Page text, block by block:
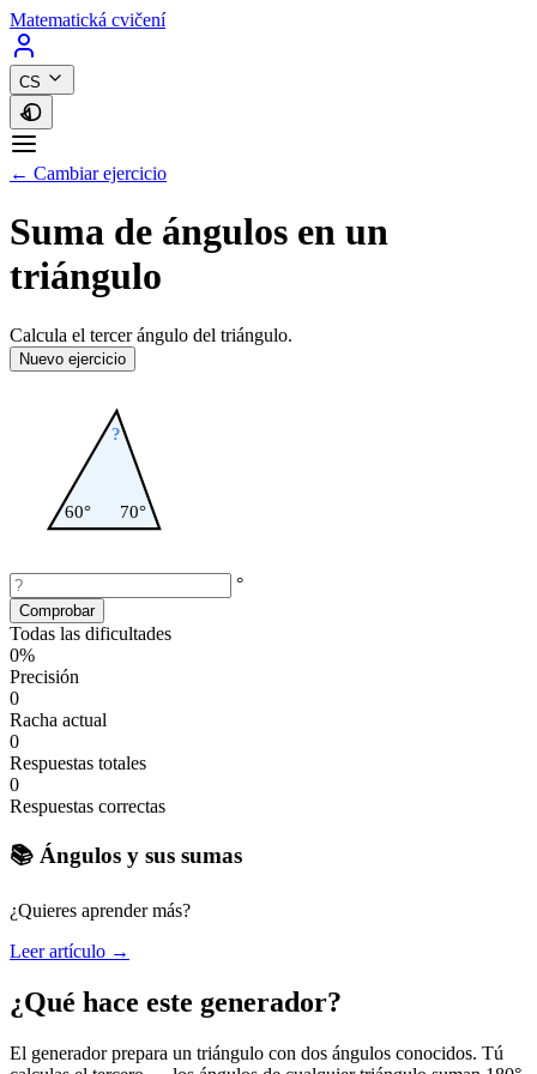
Matematická cvičení
CS
← Cambiar ejercicio
Suma de ángulos en un
triángulo
Calcula el tercer ángulo del triángulo.
Nuevo ejercicio
60° 70°
?
°
Comprobar
Todas las dificultades
0%
Precisión
0
Racha actual
0
Respuestas totales
0
Respuestas correctas
📚 Ángulos y sus sumas
¿Quieres aprender más?
Leer artículo →
¿Qué hace este generador?
El generador prepara un triángulo con dos ángulos conocidos. Tú